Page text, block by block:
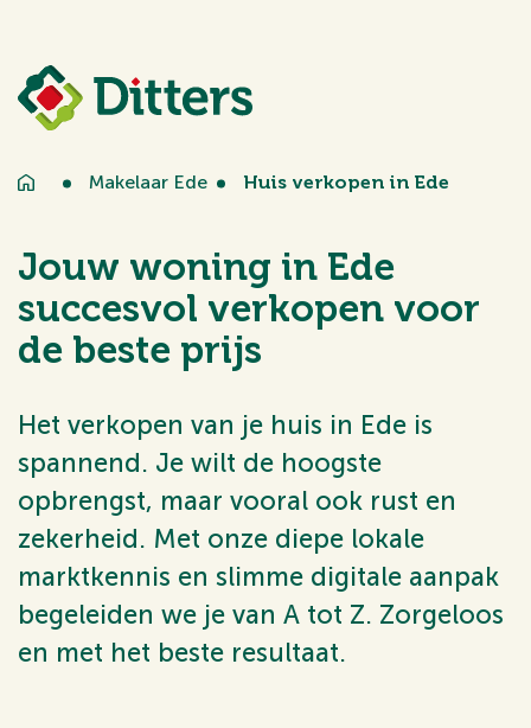
Makelaar Ede Huis verkopen in Ede
Jouw woning in Ede
succesvol verkopen voor
de beste prijs
Het verkopen van je huis in Ede is
spannend. Je wilt de hoogste
opbrengst, maar vooral ook rust en
zekerheid. Met onze diepe lokale
marktkennis en slimme digitale aanpak
begeleiden we je van A tot Z. Zorgeloos
en met het beste resultaat.